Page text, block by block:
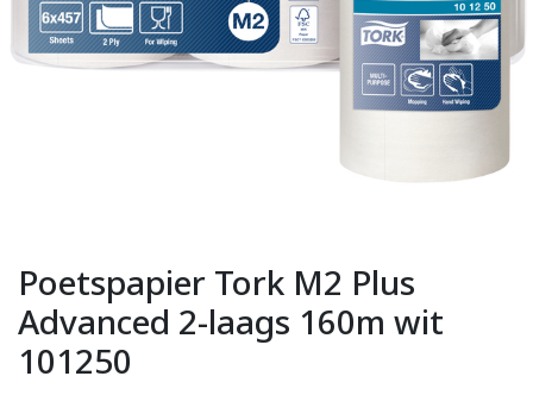
Poetspapier Tork M2 Plus
Advanced 2-laags 160m wit
101250